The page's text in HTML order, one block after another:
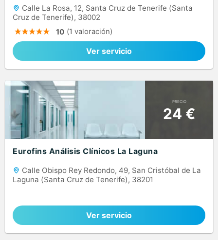
Calle La Rosa, 12, Santa Cruz de Tenerife (Santa
Cruz de Tenerife), 38002
10 (1 valoración)
Ver servicio
PRECIO
24 €
Eurofins Análisis Clínicos La Laguna
Calle Obispo Rey Redondo, 49, San Cristóbal de La
Laguna (Santa Cruz de Tenerife), 38201
Ver servicio